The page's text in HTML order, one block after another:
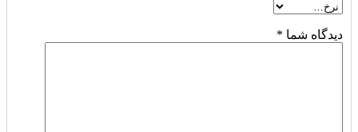
دیدگاه شما *